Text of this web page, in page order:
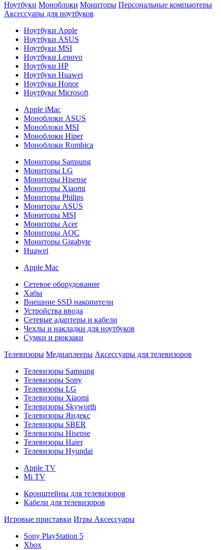
Ноутбуки Моноблоки Мониторы Персональные компьютеры
Аксессуары для ноутбуков
Ноутбуки Apple
Ноутбуки ASUS
Ноутбуки MSI
Ноутбуки Lenovo
Ноутбуки HP
Ноутбуки Huawei
Ноутбуки Honor
Ноутбуки Microsoft
Apple iMac
Моноблоки ASUS
Моноблоки MSI
Моноблоки Hiper
Моноблоки Rombica
Мониторы Samsung
Мониторы LG
Мониторы Hisense
Мониторы Xiaomi
Мониторы Philips
Мониторы ASUS
Мониторы MSI
Мониторы Acer
Мониторы AOC
Мониторы Gigabyte
Huawei
Apple Mac
Сетевое оборудование
Хабы
Внешние SSD накопители
Устройства ввода
Сетевые адаптеры и кабели
Чехлы и накладки для ноутбуков
Сумки и рюкзаки
Телевизоры Медиаплееры Аксессуары для телевизоров
Телевизоры Samsung
Телевизоры Sony
Телевизоры LG
Телевизоры Xiaomi
Телевизоры Skyworth
Телевизоры Яндекс
Телевизоры SBER
Телевизоры Hisense
Телевизоры Haier
Телевизоры Hyundai
Apple TV
Mi TV
Кронштейны для телевизоров
Кабели для телевизоров
Игровые приставки Игры Аксессуары
Sony PlayStation 5
Xbox